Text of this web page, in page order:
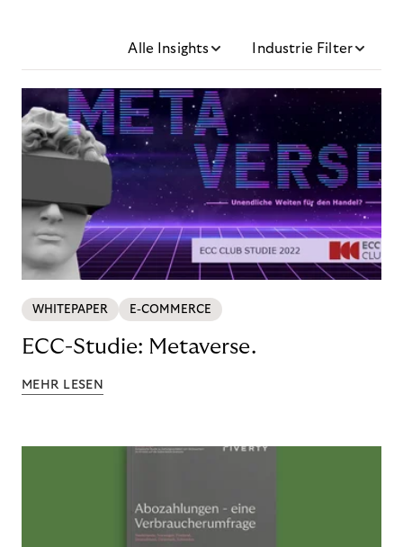
Alle Insights Industrie Filter
WHITEPAPER E-COMMERCE
ECC-Studie: Metaverse.
MEHR LESEN